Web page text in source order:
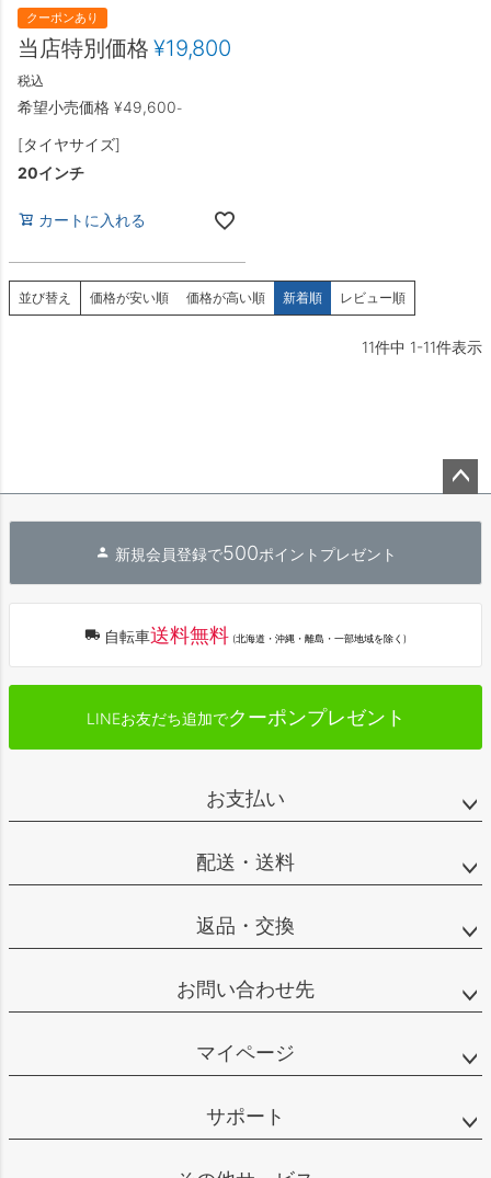
クーポンあり
希望小売価格 ¥49,600-
当店特別価格 ¥19,800
税込
[タイヤサイズ]
20インチ
カートに入れる
並び替え 価格が安い順 価格が高い順 新着順 レビュー順
11件中 1-11件表示
新規会員登録で500ポイントプレゼント
自転車送料無料 (北海道・沖縄・離島・一部地域を除く)
LINEお友だち追加でクーポンプレゼント
お支払い
配送・送料
返品・交換
お問い合わせ先
マイページ
サポート